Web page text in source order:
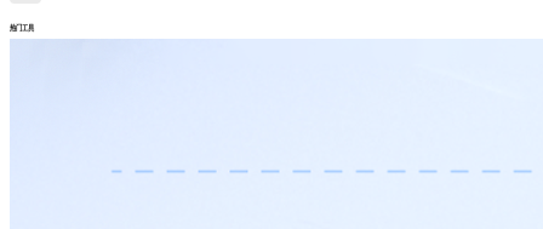
热门工具